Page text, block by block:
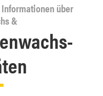
über
&